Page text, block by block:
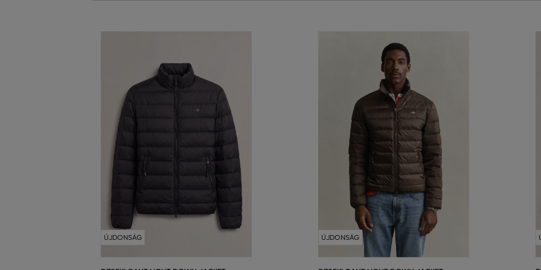
ÚJDONSÁG ÚJDONSÁG